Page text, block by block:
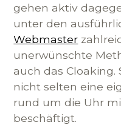
gehen aktiv
unter den
Webmaster
unerwünschte
auch das
nicht selten eine
rund um die Uhr
beschäftigt.